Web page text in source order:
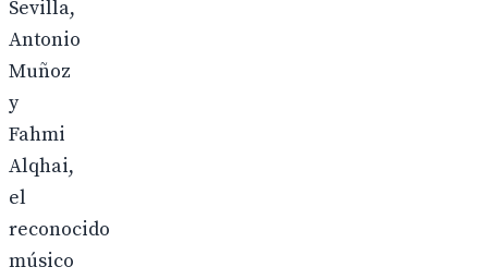
Sevilla,
Antonio
Muñoz
y
Fahmi
Alqhai,
el
reconocido
músico